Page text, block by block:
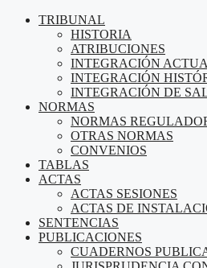
TRIBUNAL
HISTORIA
ATRIBUCIONES
INTEGRACIÓN
INTEGRACIÓN
INTEGRACIÓN DE
NORMAS
NORMAS
OTRAS NORMAS
CONVENIOS
TABLAS
ACTAS
ACTAS SESIONES
ACTAS DE
SENTENCIAS
PUBLICACIONES
CUADERNOS